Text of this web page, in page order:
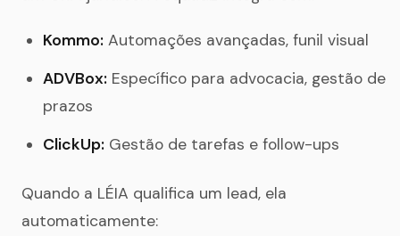
Kommo: Automações avançadas, funil visual
ADVBox: Específico para advocacia, gestão de
prazos
ClickUp: Gestão de tarefas e follow-ups
Quando a LÉIA qualifica um lead, ela
automaticamente: